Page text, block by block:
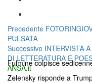
Navigazione
articoli
Precedente Articolo
PULSATA
Successivo Articolo
successivo:
INTERVISTA
DI LETTERATURA E
ANSA.it
Fulmine colpisce
Zelensky risponde a